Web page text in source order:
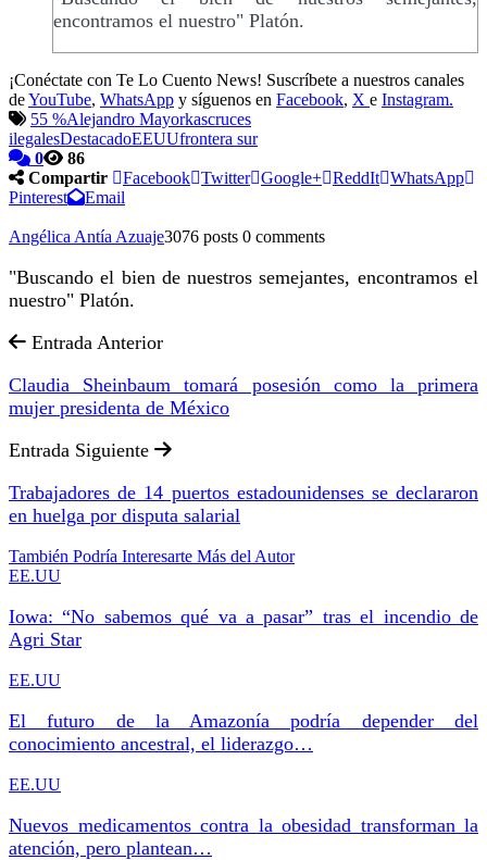
encontramos el nuestro" Platón.
¡Conéctate con Te Lo Cuento News! Suscríbete a nuestros canales
deYouTube, WhatsApp y síguenos en Facebook, X e Instagram.
55 %Alejandro Mayorkascruces
ilegalesDestacadoEEUUfrontera sur
0
86
Compartir
Facebook Twitter Google+ ReddIt WhatsApp
Pinterest
Email
Angélica Antía Azuaje3076 posts 0 comments
"Buscando el bien de nuestros semejantes, encontramos el
nuestro" Platón.
Entrada Anterior
Claudia Sheinbaum tomará posesión como la primera
mujer presidenta de México
Entrada Siguiente
Trabajadores de 14 puertos estadounidenses se declararon
en huelga por disputa salarial
También Podría Interesarte Más del Autor
EE.UU
Iowa: “No sabemos qué va a pasar” tras el incendio de
Agri Star
EE.UU
El futuro de la Amazonía podría depender del
conocimiento ancestral, el liderazgo…
EE.UU
Nuevos medicamentos contra la obesidad transforman la
atención, pero plantean…